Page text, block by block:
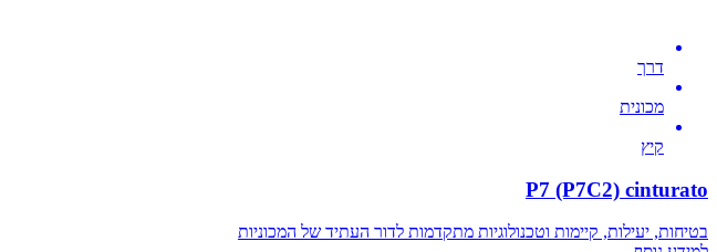
דרך
מכונית
קיץ
P7 (P7C2) cinturato
בטיחות, יעילות, קיימות וטכנולוגיות מתקדמות לדור העתיד של המכוניות